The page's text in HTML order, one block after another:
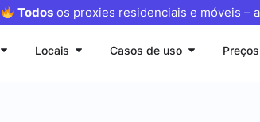
Todos os proxies residenciais e móveis –
Locais Casos de uso Preços